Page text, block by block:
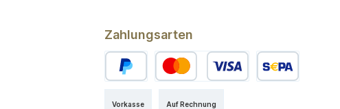
Zahlungsarten
Auf Rechnung
Vorkasse